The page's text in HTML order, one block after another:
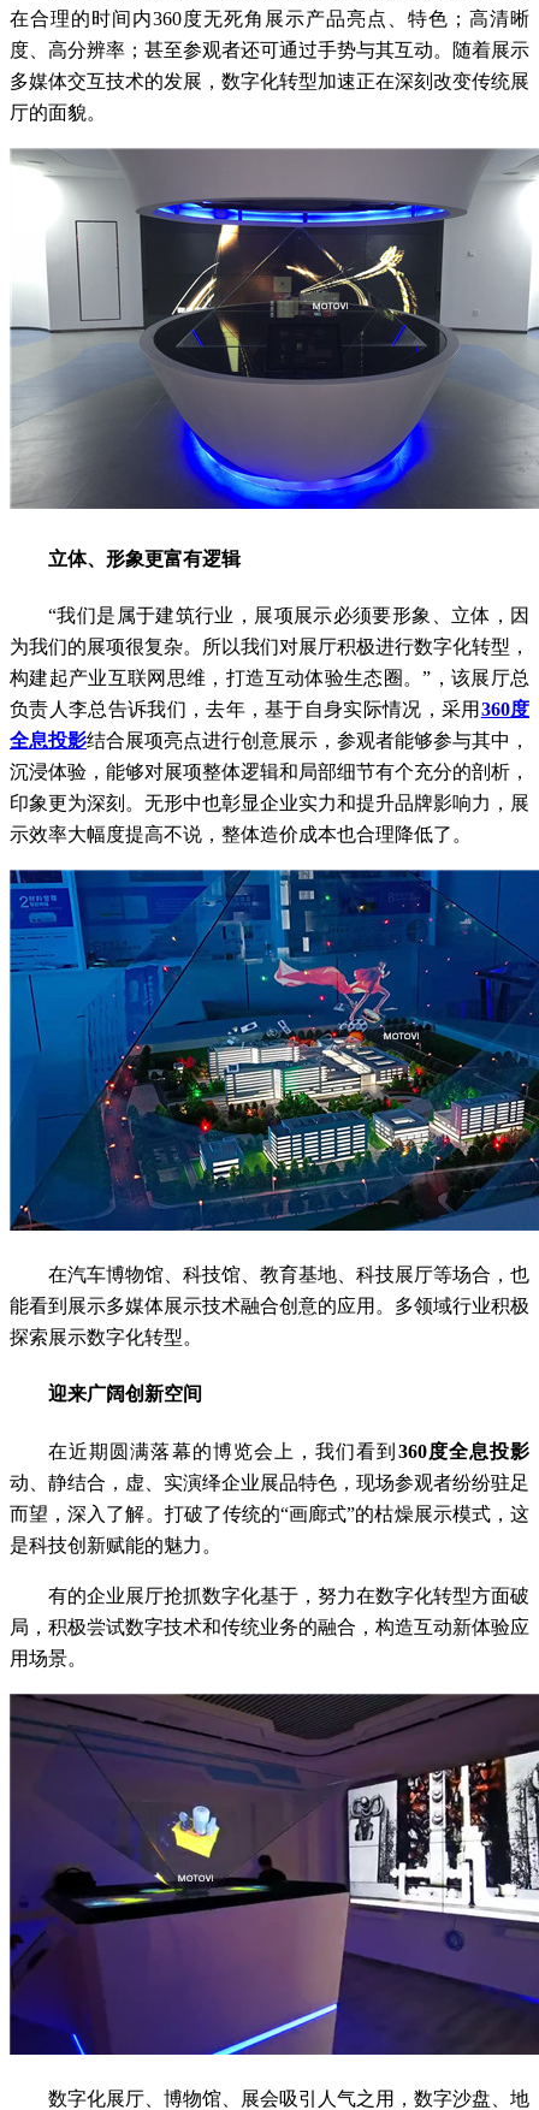
在合理的时间内360度无死角展示产品亮点、特色；高清晰
度、高分辨率；甚至参观者还可通过手势与其互动。随着展示
多媒体交互技术的发展，数字化转型加速正在深刻改变传统展
厅的面貌。
立体、形象更富有逻辑
“我们是属于建筑行业，展项展示必须要形象、立体，因
为我们的展项很复杂。所以我们对展厅积极进行数字化转型，
构建起产业互联网思维，打造互动体验生态圈。”，该展厅总
负责人李总告诉我们，去年，基于自身实际情况，采用 360度
全息投影结合展项亮点进行创意展示，参观者能够参与其中，
沉浸体验，能够对展项整体逻辑和局部细节有个充分的剖析，
印象更为深刻。无形中也彰显企业实力和提升品牌影响力，展
示效率大幅度提高不说，整体造价成本也合理降低了。
在汽车博物馆、科技馆、教育基地、科技展厅等场合，也
能看到展示多媒体展示技术融合创意的应用。多领域行业积极
探索展示数字化转型。
迎来广阔创新空间
在近期圆满落幕的博览会上，我们看到 360度全息投影
动、静结合，虚、实演绎企业展品特色，现场参观者纷纷驻足
而望，深入了解。打破了传统的“画廊式”的枯燥展示模式，这
是科技创新赋能的魅力。
有的企业展厅抢抓数字化基于，努力在数字化转型方面破
局，积极尝试数字技术和传统业务的融合，构造互动新体验应
用场景。
数字化展厅、博物馆、展会吸引人气之用，数字沙盘、地